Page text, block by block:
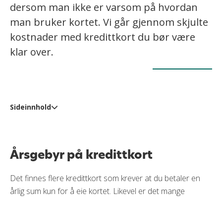
dersom man ikke er varsom på hvordan
man bruker kortet. Vi går gjennom skjulte
kostnader med kredittkort du bør være
klar over.
Sideinnhold
Valutapåslag
Kostnader ved kontantuttak
Overføringer fra kredittkortet
Årsgebyr på kredittkort
Det finnes flere kredittkort som krever at du betaler en
årlig sum kun for å eie kortet. Likevel er det mange